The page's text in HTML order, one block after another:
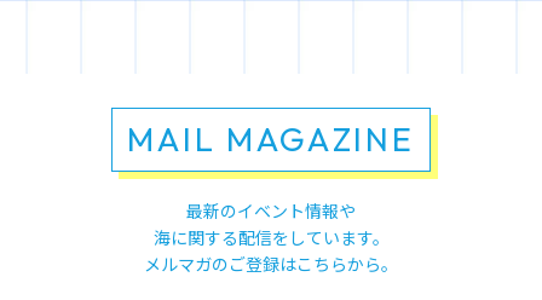
MAIL MAGAZINE
最新のイベント情報や
海に関する配信をしています。
メルマガのご登録はこちらから。